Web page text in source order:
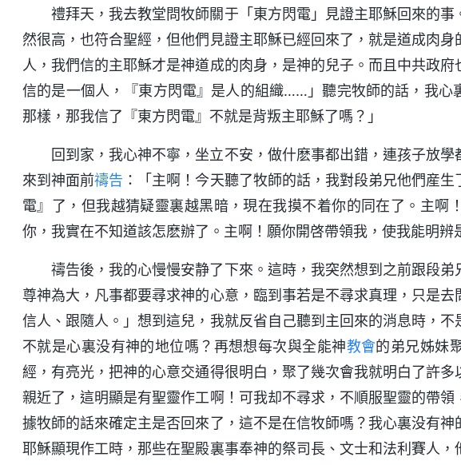
禮拜天，我去教堂問牧師關于「東方閃電」見證主耶穌回來的
然很高，也符合聖經，但他們見證主耶穌已經回來了，就是道成肉身
人，我們信的主耶穌才是神道成的肉身，是神的兒子。而且中共政府
信的是一個人，『東方閃電』是人的組織……」聽完牧師的話，我心
那樣，那我信了『東方閃電』不就是背叛主耶穌了嗎？」
回到家，我心神不寧，坐立不安，做什麽事都出錯，連孩子放
來到神面前禱告 ：「主啊！今天聽了牧師的話，我對段弟兄他們産
電』了，但我越猜疑靈裏越黑暗，現在我摸不着你的同在了。主啊
你，我實在不知道該怎麽辦了。主啊！願你開啓帶領我，使我能明辨
禱告後，我的心慢慢安静了下來。這時，我突然想到之前跟段
尊神為大，凡事都要尋求神的心意，臨到事若是不尋求真理，只是
信人、跟隨人。」想到這兒，我就反省自己聽到主回來的消息時，
不就是心裏没有神的地位嗎？再想想每次與全能神教會的弟兄姊妹
經，有亮光，把神的心意交通得很明白，聚了幾次會我就明白了許
親近了，這明顯是有聖靈作工啊！可我却不尋求，不順服聖靈的帶
據牧師的話來確定主是否回來了，這不是在信牧師嗎？我心裏没有
耶穌顯現作工時，那些在聖殿裏事奉神的祭司長、文士和法利賽人